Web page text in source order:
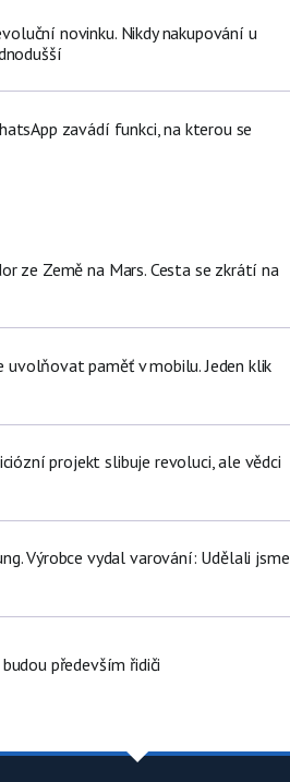
novinku. Nikdy nakupování u
zavádí funkci, na kterou se
ze Země na Mars. Cesta se zkrátí na
uvolňovat paměť v mobilu. Jeden klik
projekt slibuje revoluci, ale vědci
Výrobce vydal varování: Udělali jsme
především řidiči